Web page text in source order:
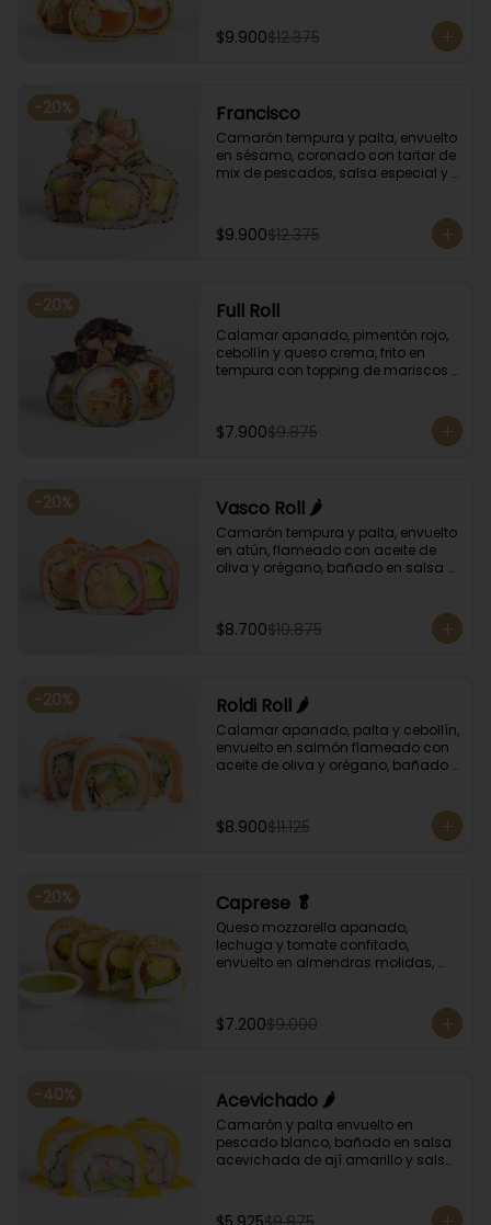
$9.900$12.375
-20% Francisco
Camarón tempura y palta, envuelto
en sésamo, coronado con tartar de
mix de pescados, salsa especial y
$9.900$12.375
-20% Full Roll
Calamar apanado, pimentón rojo,
cebollín y queso crema, frito en
tempura con topping de mariscos
$7.900$9.875
-20% Vasco Roll 🌶️
Camarón tempura y palta, envuelto
en atún, flameado con aceite de
oliva y orégano, bañado en salsa
$8.700$10.875
-20% Roldi Roll 🌶️
Calamar apanado, palta y cebollín,
envuelto en salmón flameado con
aceite de oliva y orégano, bañado
$8.900$11.125
-20% Caprese 🥬
Queso mozzarella apanado,
lechuga y tomate confitado,
envuelto en almendras molidas,
$7.200$9.000
-40% Acevichado 🌶️
Camarón y palta envuelto en
pescado blanco, bañado en salsa
acevichada de ají amarillo y salsa